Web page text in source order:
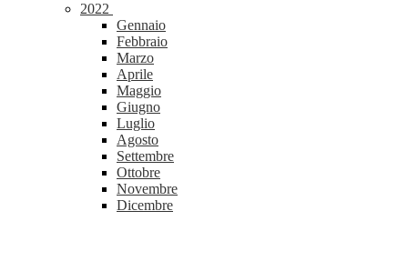
2022
Gennaio
Febbraio
Marzo
Aprile
Maggio
Giugno
Luglio
Agosto
Settembre
Ottobre
Novembre
Dicembre